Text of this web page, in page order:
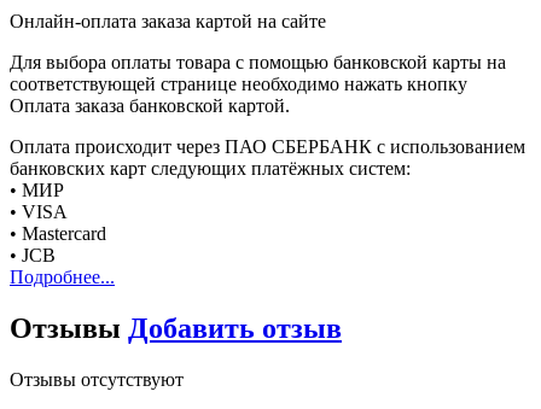
Онлайн-оплата заказа картой на сайте
Для выбора оплаты товара с помощью банковской карты на
соответствующей странице необходимо нажать кнопку
Оплата заказа банковской картой.
Оплата происходит через ПАО СБЕРБАНК с использованием
банковских карт следующих платёжных систем:
• МИР
• VISA
• Mastercard
• JCB
Подробнее...
Отзывы Добавить отзыв
Отзывы отсутствуют